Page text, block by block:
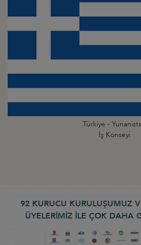
Türkiye -
İş Konseyi
92 KURUCU KURULUŞUMUZ
ÜYELERİMİZ İLE ÇOK DAHA